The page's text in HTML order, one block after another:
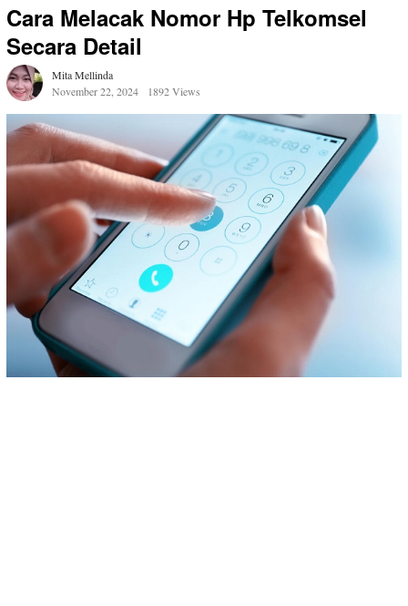
Cara Melacak Nomor Hp Telkomsel
Secara Detail
Mita Mellinda
November 22, 2024
1892 Views